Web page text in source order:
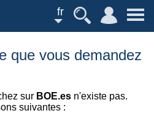
fr
que vous demandez
sur BOE.es n'existe pas.
suivantes :